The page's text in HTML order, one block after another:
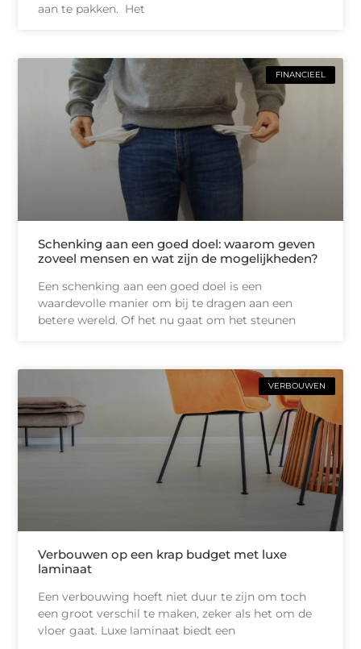
aan te pakken. Het
FINANCIEEL
Schenking aan een goed doel: waarom geven
zoveel mensen en wat zijn de mogelijkheden?
Een schenking aan een goed doel is een
waardevolle manier om bij te dragen aan een
betere wereld. Of het nu gaat om het steunen
VERBOUWEN
Verbouwen op een krap budget met luxe
laminaat
Een verbouwing hoeft niet duur te zijn om toch
een groot verschil te maken, zeker als het om de
vloer gaat. Luxe laminaat biedt een